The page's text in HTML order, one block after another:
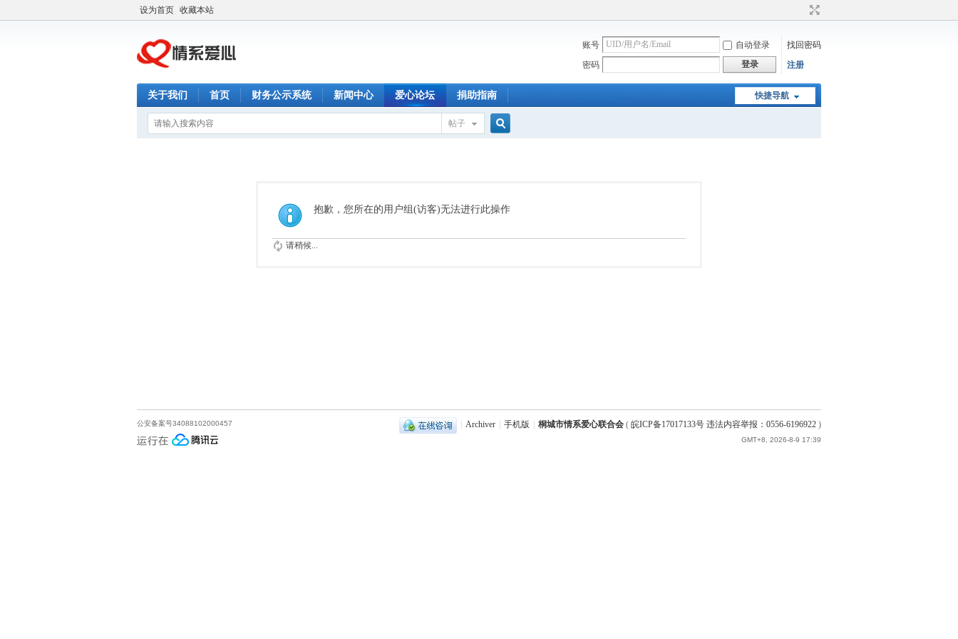
设为首页 收藏本站
账号 自动登录
找回密码
密码
登录 注册
快捷导航
关于我们 首页 财务公示系统 新闻中心 爱心论坛 捐助指南
帖子
索
抱歉，您所在的用户组(访客)无法进行此操作
请稍候...
Archiver 手机版 桐城市情系爱心联合会 ( 皖ICP备17017133号 违法内容举报：0556-6196922 )
GMT+8, 2026-8-9 17:39
公安备案号34088102000457